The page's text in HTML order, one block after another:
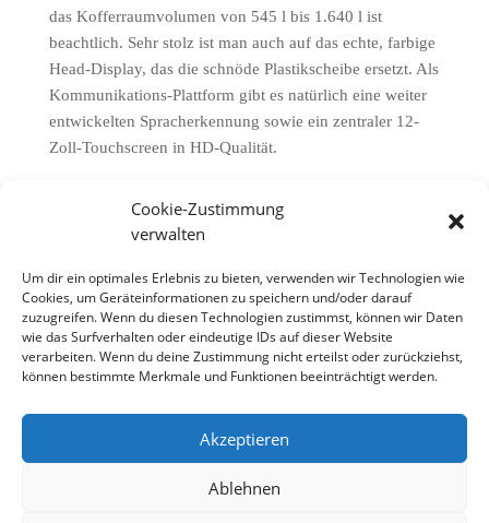
Cookie-Zustimmung
verwalten
Um dir ein optimales Erlebnis zu bieten, verwenden wir Technologien wie
Cookies, um Geräteinformationen zu speichern und/oder darauf
zuzugreifen. Wenn du diesen Technologien zustimmst, können wir Daten
wie das Surfverhalten oder eindeutige IDs auf dieser Website
verarbeiten. Wenn du deine Zustimmung nicht erteilst oder zurückziehst,
können bestimmte Merkmale und Funktionen beeinträchtigt werden.
Akzeptieren
Ablehnen
das Kofferraumvolumen von 545 l bis 1.640 l ist
beachtlich. Sehr stolz ist man auch auf das echte, farbige
Head-Display, das die schnöde Plastikscheibe ersetzt. Als
Kommunikations-Plattform gibt es natürlich eine weiter
entwickelten Spracherkennung sowie ein zentraler 12-
Zoll-Touchscreen in HD-Qualität.
Fahrhilfen an Bord, vom adaptiven Tempomaten mit
Stop&Go-Funktion bis zur virtuellen 360-Grad-Ansicht
Die Preise für Österreich werden im Spätsommer 2021
veröffentlicht werden, ab diesem Zeitpunkt werden auch
die Bestellungen möglich sein, die Markteinführung ist
für Anfang 2022 geplant. In Österreich punktet der neue
Citroen dank seines Antriebs mit null Prozent NoVA und
reduziertem Sachbezug für Dienstwagenfahrer.